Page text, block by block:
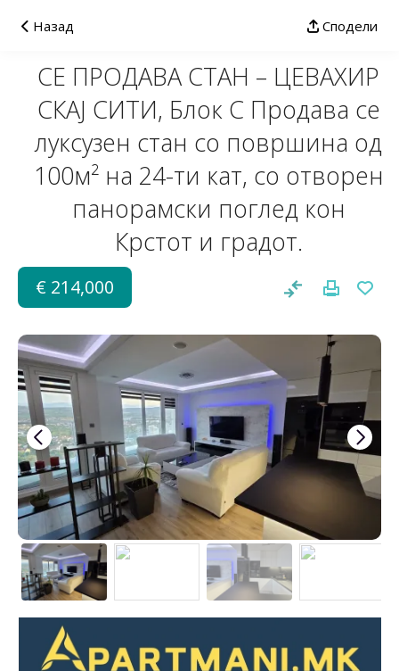
Назад Сподели
СЕ ПРОДАВА СТАН – ЦЕВАХИР
СКАЈ СИТИ, Блок C Продава се
луксузен стан со површина од
100м² на 24-ти кат, со отворен
панорамски поглед кон
Крстот и градот.
€ 214,000